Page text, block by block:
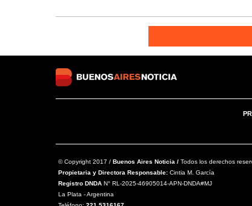
© Copyright 2017 / Buenos Aires Noticia / Todos los derechos
Propietaria y Directora Responsable: Cintia M. García
Registro DNDA N° RL-2025-46905014-APN-DNDA#MJ
La Plata - Argentina